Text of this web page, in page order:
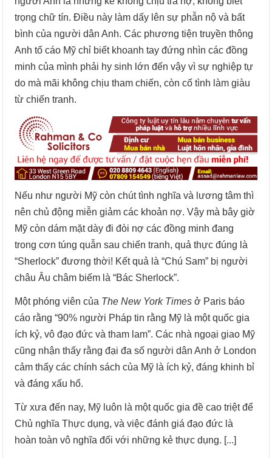
trọng chữ tín. Điều này làm dấy lên sự phẫn nộ và bất
bình của người dân Anh. Các phương tiện truyền thông
Anh tố cáo Mỹ chỉ biết khoanh tay đứng nhìn các đồng
minh của mình phải hy sinh lớn đến vậy vì sự nghiệp tự
do mà mãi không chịu tham chiến, còn cố tình làm giàu
từ chiến tranh.
Nếu như người Mỹ còn chút tình nghĩa và lương tâm thì
nên chủ động miễn giảm các khoản nợ. Vậy mà bây giờ
Mỹ còn dám mặt dày đi đòi nợ các đồng minh đang
trong cơn túng quẫn sau chiến tranh, quả thực đúng là
“Sherlock” đương thời! Kết quả là “Chú Sam” bị người
châu Âu châm biếm là “Bác Sherlock”.
Một phóng viên của The New York Timesở Paris báo
cáo rằng “90% người Pháp tin rằng Mỹ là một quốc gia
ích kỷ, vô đạo đức và tham lam”. Các nhà ngoại giao Mỹ
cũng nhận thấy rằng đại đa số người dân Anh ở London
cảm thấy các chính sách của Mỹ là ích kỷ, đáng khinh bỉ
và đáng xấu hổ.
Từ xưa đến nay, Mỹ luôn là một quốc gia đề cao triệt để
Chủ nghĩa Thực dụng, và việc đánh giá đạo đức là
hoàn toàn vô nghĩa đối với những kẻ thực dụng. [...]